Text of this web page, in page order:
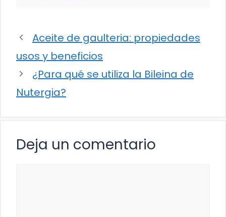
Aceite de gaulteria: propiedades
usos y beneficios
¿Para qué se utiliza la Bileina de
Nutergia?
Deja un comentario